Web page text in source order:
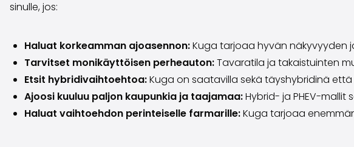
sinulle, jos:
Haluat korkeamman ajoasennon:Kuga tarjoaa hyvän näkyvyyden
Tarvitset monikäyttöisen perheauton:Tavaratila ja takaistuinten
Etsit hybridivaihtoehtoa:Kuga on saatavilla sekä täyshybridinä
Ajoosi kuuluu paljon kaupunkia ja taajamaa:Hybrid- ja PHEV-mallit
Haluat vaihtoehdon perinteiselle farmarille:Kuga tarjoaa